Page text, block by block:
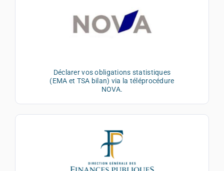
Déclarer vos obligations statistiques
(EMA et TSA bilan) via la téléprocédure
NOVA.